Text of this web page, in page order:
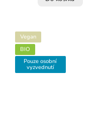
Vegan
BIO
Pouze osobní
vyzvednutí